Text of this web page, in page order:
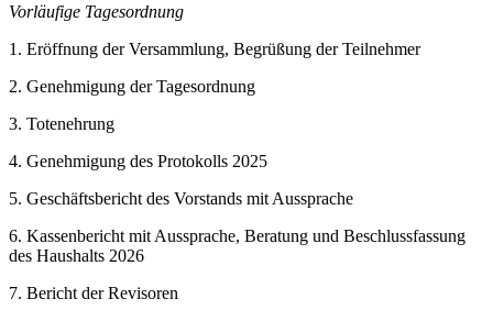
Vorläufige Tagesordnung
1. Eröffnung der Versammlung, Begrüßung der Teilnehmer
2. Genehmigung der Tagesordnung
3. Totenehrung
4. Genehmigung des Protokolls 2025
5. Geschäftsbericht des Vorstands mit Aussprache
6. Kassenbericht mit Aussprache, Beratung und Beschlussfassung
des Haushalts 2026
7. Bericht der Revisoren